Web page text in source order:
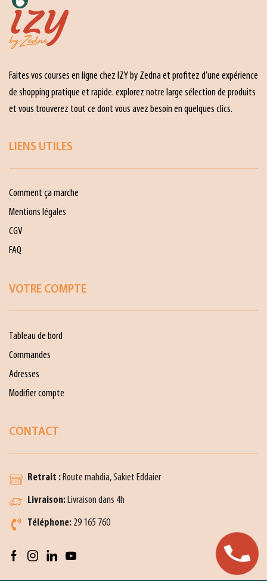
Faites vos courses en ligne chez IZY by Zedna et profitez d’une expérience
de shopping pratique et rapide. explorez notre large sélection de produits
et vous trouverez tout ce dont vous avez besoin en quelques clics.
LIENS UTILES
Comment ça marche
Mentions légales
CGV
FAQ
VOTRE COMPTE
Tableau de bord
Commandes
Adresses
Modifier compte
CONTACT
Retrait :Route mahdia, Sakiet Eddaier
Livraison:Livraison dans 4h
Téléphone: 29 165 760